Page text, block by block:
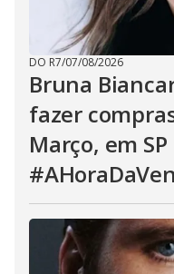
DO R7/07/08/2026
Bruna
fazer
Março, em SP